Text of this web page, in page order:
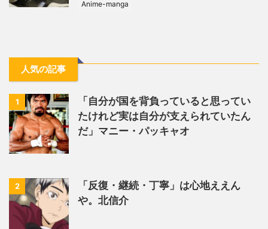
Anime-manga
人気の記事
1
「自分が国を背負っていると思ってい
たけれど実は自分が支えられていたん
だ」マニー・パッキャオ
2
「反復・継続・丁寧」は心地ええん
や。北信介